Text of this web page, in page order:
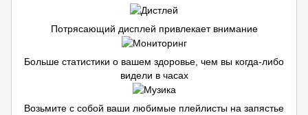
Потрясающий дисплей привлекает внимание
Больше статистики о вашем здоровье, чем вы когда-либо
видели в часах
Возьмите с собой ваши любимые плейлисты на запястье